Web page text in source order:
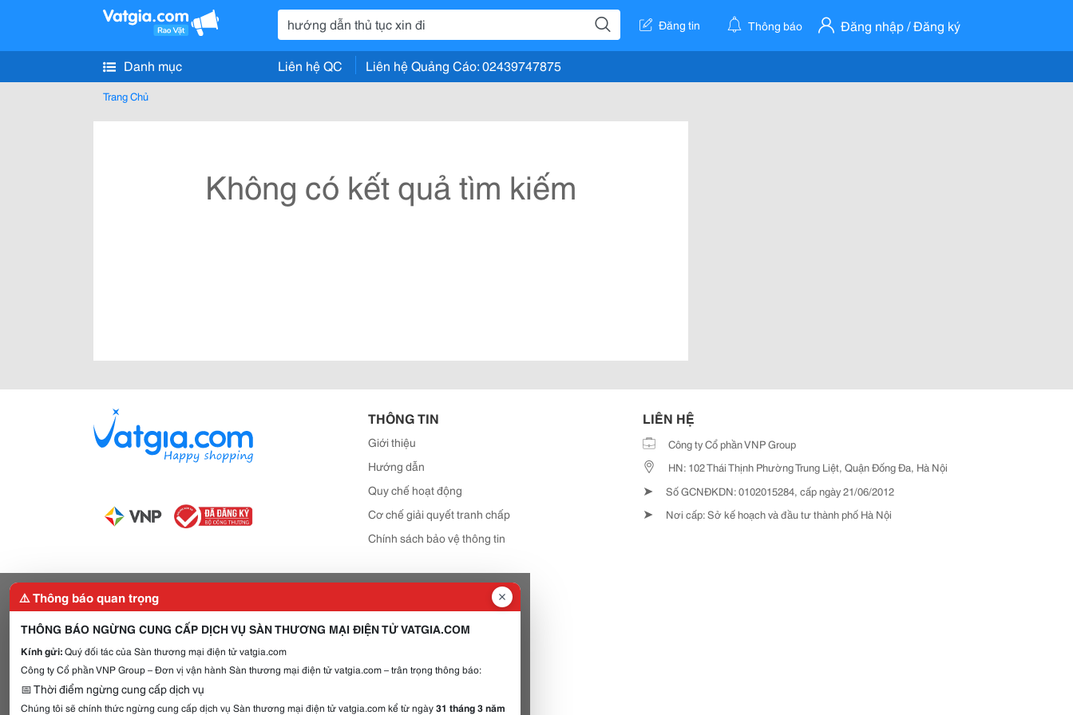
Đăng tin Thông báo Đăng nhập / Đăng ký
Danh mục Liên hệ QC Liên hệ Quảng Cáo: 02439747875
Trang Chủ
Không có kết quả tìm kiếm
THÔNG TIN
Giới thiệu
Hướng dẫn
Quy chế hoạt động
Cơ chế giải quyết tranh chấp
Chính sách bảo vệ thông tin
LIÊN HỆ
Công ty Cổ phần VNP Group
HN: 102 Thái Thịnh Phường Trung Liệt, Quận Đống Đa, Hà Nội
➤ Số GCNĐKDN: 0102015284, cấp ngày 21/06/2012
➤ Nơi cấp: Sở kế hoạch và đầu tư thành phố Hà Nội
⚠️ Thông báo quan trọng
THÔNG BÁO NGỪNG CUNG CẤP DỊCH VỤ SÀN THƯƠNG MẠI ĐIỆN TỬ VATGIA.COM
Kính gửi:Quý đối tác của Sàn thương mại điện tử vatgia.com
Công ty Cổ phần VNP Group – Đơn vị vận hành Sàn thương mại điện tử vatgia.com – trân trọng thông báo:
📅 Thời điểm ngừng cung cấp dịch vụ
Chúng tôi sẽ chính thức ngừng cung cấp dịch vụ Sàn thương mại điện tử vatgia.com kể từ ngày31 tháng 3 năm